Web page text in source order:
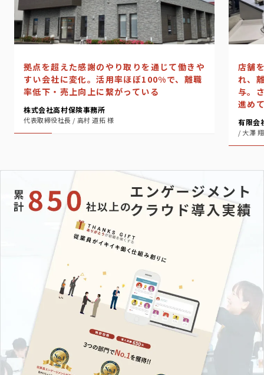
拠点を超えた感謝のやり取りを通じて働きや
すい会社に変化。活用率ほぼ100%で、離職
率低下・売上向上に繋がっている
株式会社高村保険事務所
代表取締役社長 / 高村 道拓 様
店舗
れ、
与。
進め
有限会
/ 大澤